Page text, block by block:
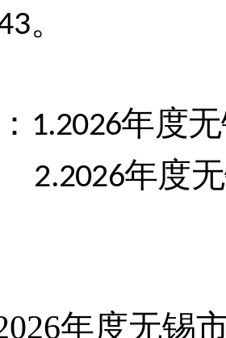
。
1.2026年度
6年度
6年度无锡